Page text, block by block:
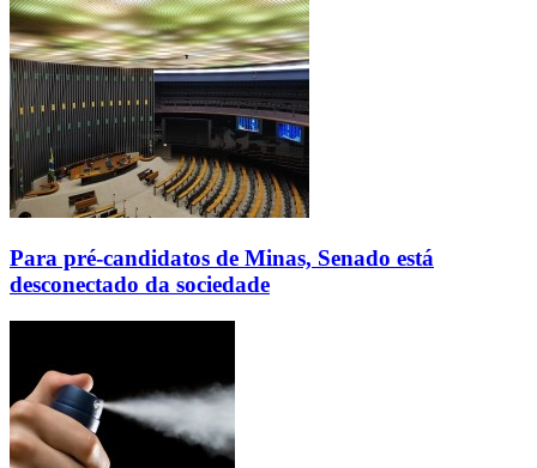
Para pré-candidatos de Minas, Senado está
desconectado da sociedade